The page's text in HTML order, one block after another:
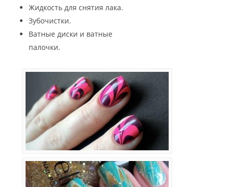
Жидкость для снятия лака.
Зубочистки.
Ватные диски и ватные
палочки.